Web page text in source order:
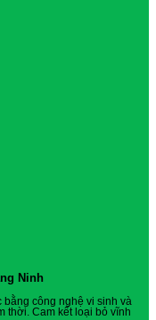
Ninh
bằng công nghệ vi sinh và
thời. Cam kết loại bỏ vĩnh